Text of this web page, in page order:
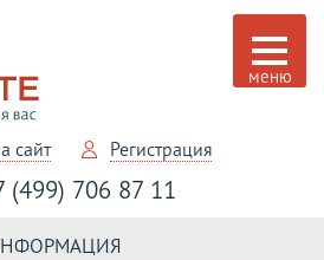
сайт Регистрация
(499) 706 87 11